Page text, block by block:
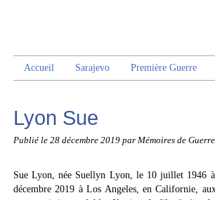
Accueil Sarajevo Première Guerre
Lyon Sue
Publié le 28 décembre 2019 par Mémoires de Guerre
Sue Lyon, née Suellyn Lyon, le 10 juillet 1946
décembre 2019 à Los Angeles, en Californie,